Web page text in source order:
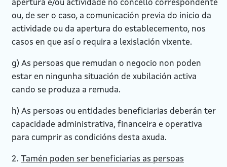
apertura e/ou actividade no concello correspondente
ou, de ser o caso, a comunicación previa do inicio da
actividade ou da apertura do establecemento, nos
casos en que así o requira a lexislación vixente.
g) As persoas que remudan o negocio non poden
estar en ningunha situación de xubilación activa
cando se produza a remuda.
h) As persoas ou entidades beneficiarias deberán ter
capacidade administrativa, financeira e operativa
para cumprir as condicións desta axuda.
2. Tamén poden ser beneficiarias as persoas